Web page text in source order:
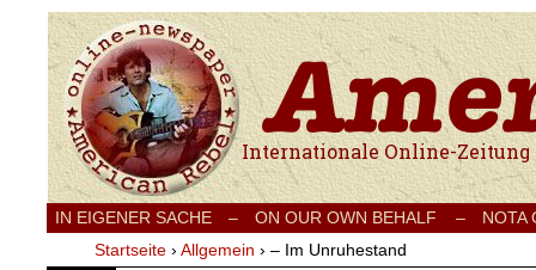
Internationale Onlinezeitung für Frieden,
IN EIGENER SACHE – ON OUR OWN BEHALF –
NOTA
Startseite › Allgemein › – Im Unruhestand